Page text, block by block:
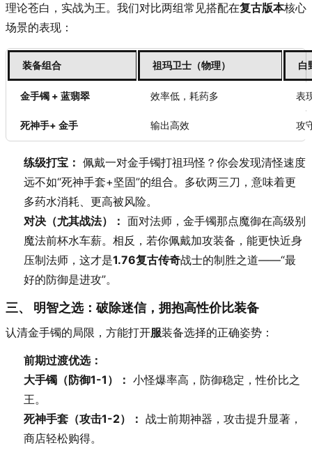
理论苍白，实战为王。我们对比两组常见搭配在复古版本核心
场景的表现：
装备组合 祖玛卫士（物理） 白
金手镯 + 蓝翡翠 效率低，耗药多 表
死神手+ 金手 输出高效 攻
练级打宝： 佩戴一对金手镯打祖玛怪？你会发现清怪速度
远不如“死神手套+坚固”的组合。多砍两三刀，意味着更
多药水消耗、更高被风险。
对决（尤其战法）： 面对法师，金手镯那点魔御在高级别
魔法前杯水车薪。相反，若你佩戴加攻装备，能更快近身
压制法师，这才是1.76复古传奇战士的制胜之道——“最
好的防御是进攻”。
三、 明智之选：破除迷信，拥抱高性价比装备
认清金手镯的局限，方能打开服装备选择的正确姿势：
前期过渡优选：
大手镯（防御1-1）： 小怪爆率高，防御稳定，性价比之
王。
死神手套（攻击1-2）： 战士前期神器，攻击提升显著，
商店轻松购得。